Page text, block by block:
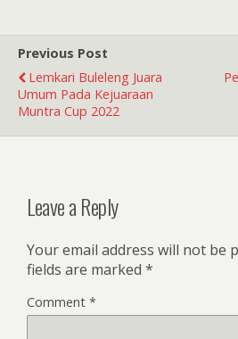
Previous Post
Lemkari Buleleng Juara
Umum Pada Kejuaraan
Muntra Cup 2022
Leave a Reply
Your email address will not be
fields are marked *
Comment *